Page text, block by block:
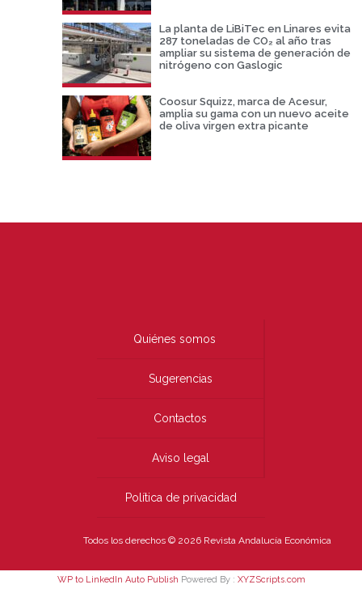
La planta de LiBiTec en Linares evita
287 toneladas de CO₂ al año tras
ampliar su sistema de generación de
nitrógeno con Gaslogic
Coosur Squizz, marca de Acesur,
amplia su gama con un nuevo aceite
de oliva virgen extra picante
Quiénes somos
Sugerencias
Contactos
Aviso legal
Política de privacidad
Todos los derechos © 2026 Revista Andalucía Económica
WP to LinkedIn Auto Publish Powered By : XYZScripts.com